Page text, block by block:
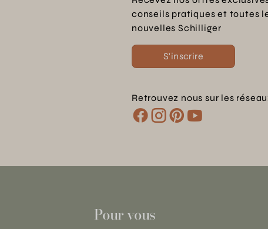
conseils pratiques et toutes
nouvelles Schilliger
S'inscrire
Retrouvez nous sur les
Pour vous